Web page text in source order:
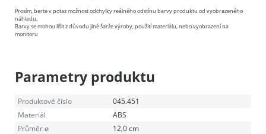
Prosím, berte v potaz možnost odchylky reálného odstínu barvy produktu od vyobrazeného
náhledu.
Barvy se mohou lišit z důvodu jiné šarže výroby, použití materiálu, nebo vyobrazení na
monitoru
Parametry produktu
Produktové číslo
045.451
Materiál
ABS
Průměr ø
12,0 cm